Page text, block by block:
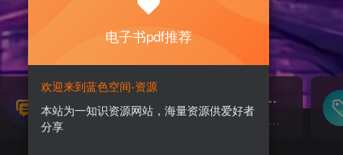
源码搭建
各类源码搭建...
素材资源NEW
海量素材,资源分享...
电子书pdf推荐
欢迎来到蓝色空间-资源
本站为一知识资源网站，海量资源供爱好者
分享